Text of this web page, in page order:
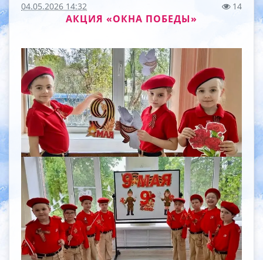
04.05.2026 14:32 14
АКЦИЯ «ОКНА ПОБЕДЫ»